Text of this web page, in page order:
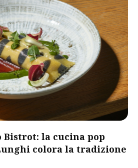
Bistrot: la cucina pop
colora la tradizione